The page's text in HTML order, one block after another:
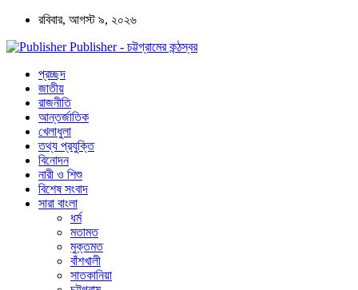
রবিবার, আগস্ট ৯, ২০২৬
Publisher - চট্টগ্রামের কন্ঠস্বর
প্রচ্ছদ
জাতীয়
রাজনীতি
আন্তর্জাতিক
খেলাধুলা
তথ্য প্রযুক্তি
বিনোদন
নারী ও শিশু
বিশেষ সংবাদ
সারা বাংলা
ধর্ম
মতামত
মুক্তমত
বাঁশখালী
সাতকানিয়া